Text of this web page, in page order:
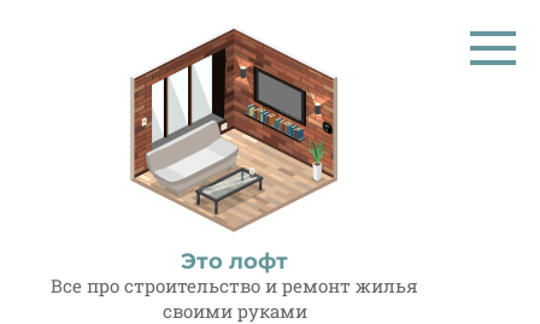
Это лофт
Все про строительство и ремонт жилья
своими руками